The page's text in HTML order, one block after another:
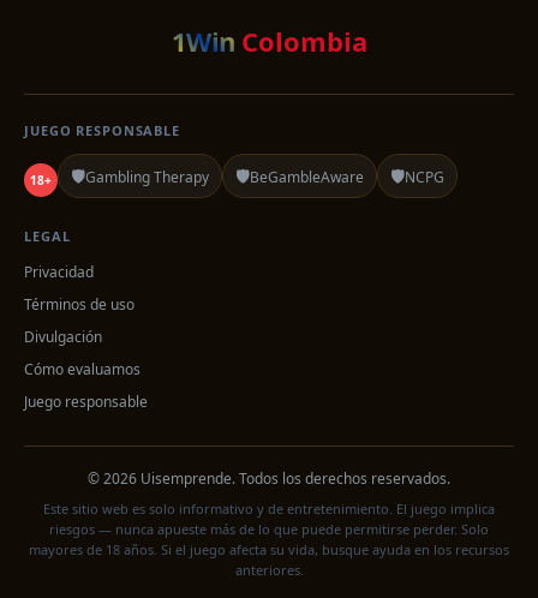
1Win Colombia
JUEGO RESPONSABLE
18+ 🛡️Gambling Therapy 🛡️BeGambleAware 🛡️NCPG
LEGAL
Privacidad
Términos de uso
Divulgación
Cómo evaluamos
Juego responsable
© 2026 Uisemprende. Todos los derechos reservados.
Este sitio web es solo informativo y de entretenimiento. El juego implica
riesgos — nunca apueste más de lo que puede permitirse perder. Solo
mayores de 18 años. Si el juego afecta su vida, busque ayuda en los recursos
anteriores.